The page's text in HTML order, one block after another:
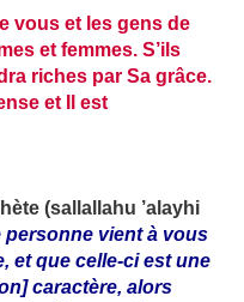
vous et les gens de
et femmes. S’ils
riches par Sa grâce.
et Il est
(sallallahu ’alayhi
personne vient à vous
et que celle-ci est une
caractère, alors